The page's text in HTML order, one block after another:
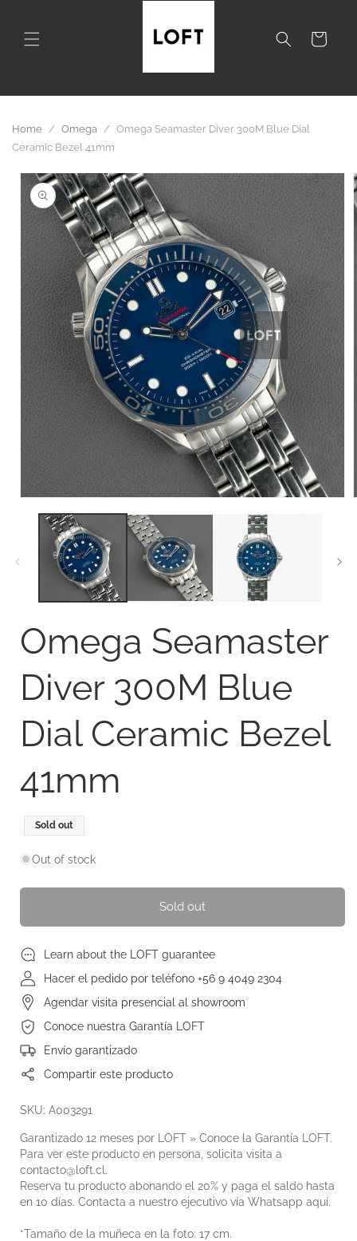
Cart
Home / Omega / Omega Seamaster Diver 300M Blue Dial
Ceramic Bezel 41mm
Skip to
product
information
media
Omega Seamaster
Diver 300M Blue
Dial Ceramic Bezel
41mm
Regular
Sold out
Out of stock
Sold out
Learn about the LOFT guarantee
Hacer el pedido por teléfono +56 9 4049 2304
Agendar visita presencial al showroom
Conoce nuestra Garantía LOFT
Envío garantizado
Compartir este producto
SKU: A003291
Garantizado 12 meses por LOFT » Conoce la Garantía LOFT.
Para ver este producto en persona, solicita visita a
contacto@loft.cl.
Reserva tu producto abonando el 20% y paga el saldo hasta
en 10 días. Contacta a nuestro ejecutivo vía Whatsapp aquí.
*Tamaño de la muñeca en la foto: 17 cm.